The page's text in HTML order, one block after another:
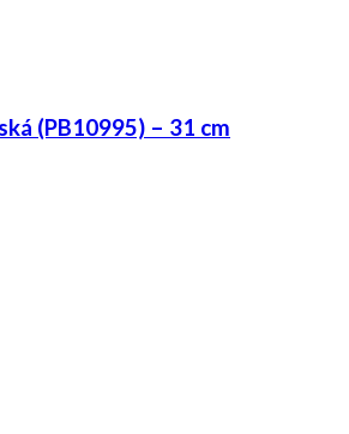
(PB10995) – 31 cm